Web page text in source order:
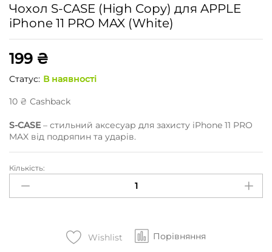
Чохол S-CASE (High Copy) для APPLE
iPhone 11 PRO MAX (White)
199 ₴
Статус: В наявності
10 ₴ Сashback
S-CASE– стильний аксесуар для захисту iPhone 11 PRO
MAX від подряпин та ударів.
Чохол
CASE
Кількість:
Wishlist Порівняння